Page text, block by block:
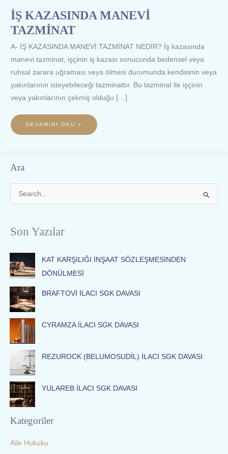
İŞ KAZASINDA MANEVİ
TAZMİNAT
A- İŞ KAZASINDA MANEVİ TAZMİNAT NEDİR? İş kazasında
manevi tazminat, işçinin iş kazası sonucunda bedensel veya
ruhsal zarara uğraması veya ölmesi durumunda kendisinin veya
yakınlarının isteyebileceği tazminattır. Bu tazminat ile işçinin
veya yakınlarının çekmiş olduğu […]
DEVAMINI OKU »
Ara
r
c
h
f
o
r
:
Son Yazılar
KAT KARŞILIĞI İNŞAAT SÖZLEŞMESİNDEN
DÖNÜLMESİ
BRAFTOVİ İLACI SGK DAVASI
CYRAMZA İLACI SGK DAVASI
REZUROCK (BELUMOSUDİL) İLACI SGK DAVASI
YULAREB İLACI SGK DAVASI
Kategoriler
Aile Hukuku